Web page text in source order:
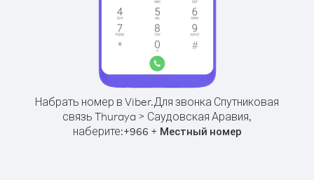
Набрать номер в Viber.Для звонка Спутниковая
связь Thuraya > Саудовская Аравия,
наберите:+966 + Местный номер